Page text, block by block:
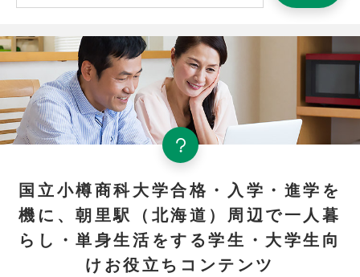
国立小樽商科大学合格・入学・進学を
機に、朝里駅（北海道）周辺で一人暮
らし・単身生活をする学生・大学生向
けお役立ちコンテンツ